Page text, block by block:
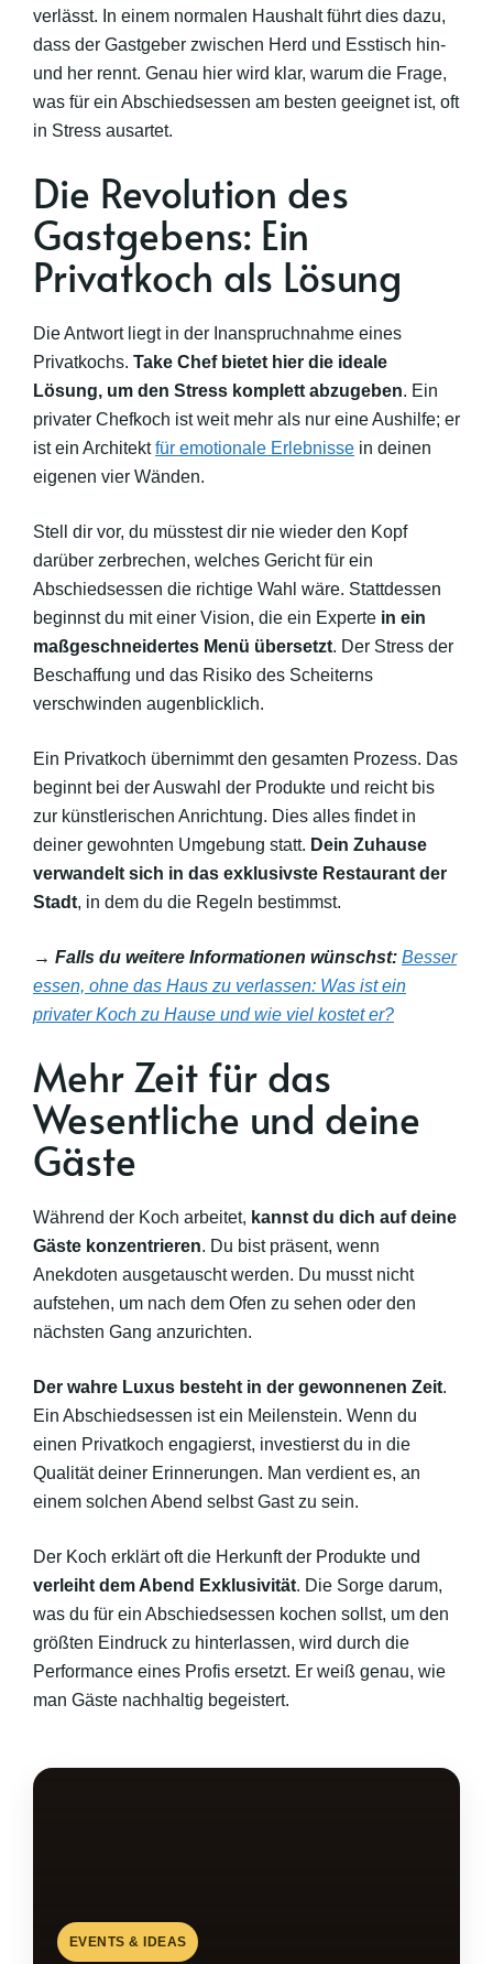
verlässt. In einem normalen Haushalt führt dies dazu,
dass der Gastgeber zwischen Herd und Esstisch hin-
und her rennt. Genau hier wird klar, warum die Frage,
was für ein Abschiedsessen am besten geeignet ist, oft
in Stress ausartet.
Die Revolution des
Gastgebens: Ein
Privatkoch als Lösung
Die Antwort liegt in der Inanspruchnahme eines
Privatkochs. Take Chef bietet hier die ideale
Lösung, um den Stress komplett abzugeben. Ein
privater Chefkoch ist weit mehr als nur eine Aushilfe; er
ist ein Architektfür emotionale Erlebnisse in deinen
eigenen vier Wänden.
Stell dir vor, du müsstest dir nie wieder den Kopf
darüber zerbrechen, welches Gericht für ein
Abschiedsessen die richtige Wahl wäre. Stattdessen
beginnst du mit einer Vision, die ein Experte in ein
maßgeschneidertes Menü übersetzt. Der Stress der
Beschaffung und das Risiko des Scheiterns
verschwinden augenblicklich.
Ein Privatkoch übernimmt den gesamten Prozess. Das
beginnt bei der Auswahl der Produkte und reicht bis
zur künstlerischen Anrichtung. Dies alles findet in
deiner gewohnten Umgebung statt. Dein Zuhause
verwandelt sich in das exklusivste Restaurant der
Stadt, in dem du die Regeln bestimmst.
→ Falls du weitere Informationen wünschst: Besser
essen, ohne das Haus zu verlassen: Was ist ein
privater Koch zu Hause und wie viel kostet er?
Mehr Zeit für das
Wesentliche und deine
Gäste
Während der Koch arbeitet, kannst du dich auf deine
Gäste konzentrieren. Du bist präsent, wenn
Anekdoten ausgetauscht werden. Du musst nicht
aufstehen, um nach dem Ofen zu sehen oder den
nächsten Gang anzurichten.
Der wahre Luxus besteht in der gewonnenen Zeit.
Ein Abschiedsessen ist ein Meilenstein. Wenn du
einen Privatkoch engagierst, investierst du in die
Qualität deiner Erinnerungen. Man verdient es, an
einem solchen Abend selbst Gast zu sein.
Der Koch erklärt oft die Herkunft der Produkte und
verleiht dem Abend Exklusivität. Die Sorge darum,
was du für ein Abschiedsessen kochen sollst, um den
größten Eindruck zu hinterlassen, wird durch die
Performance eines Profis ersetzt. Er weiß genau, wie
man Gäste nachhaltig begeistert.
EVENTS & IDEAS